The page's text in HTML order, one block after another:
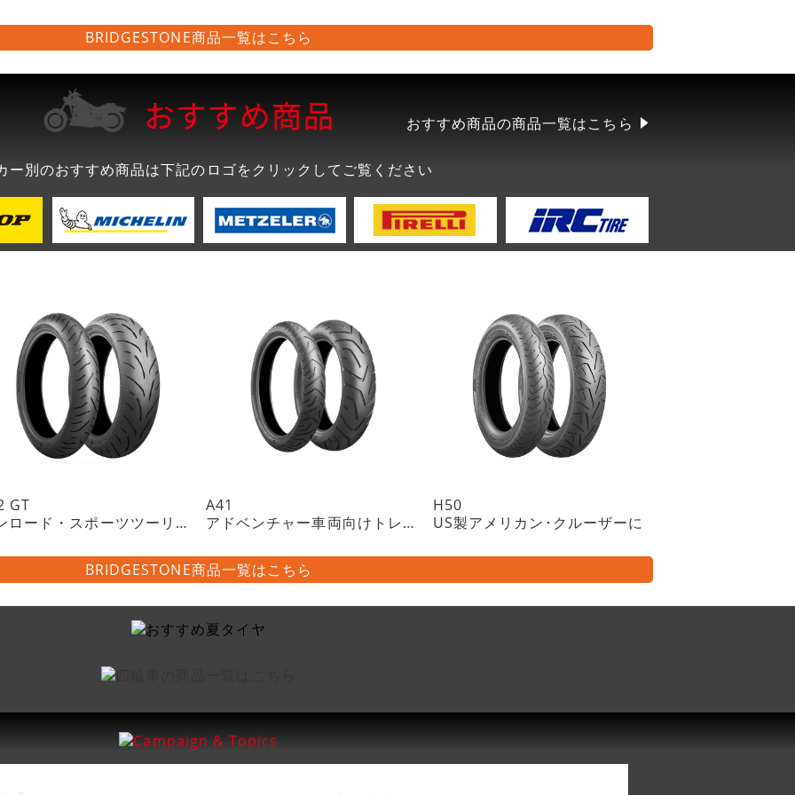
BRIDGESTONE商品一覧はこちら
おすすめ商品の商品一覧はこちら
ー別のおすすめ商品は下記のロゴをクリックしてご覧ください
GT
オンロード・スポーツツーリングラジアルタイヤ・チューブレスタイプ
A41
アドベンチャー車両向けトレイル・ラジアルタイヤ・チューブレスタイプ
H50
US製アメリカン･クルーザーに
BRIDGESTONE商品一覧はこちら